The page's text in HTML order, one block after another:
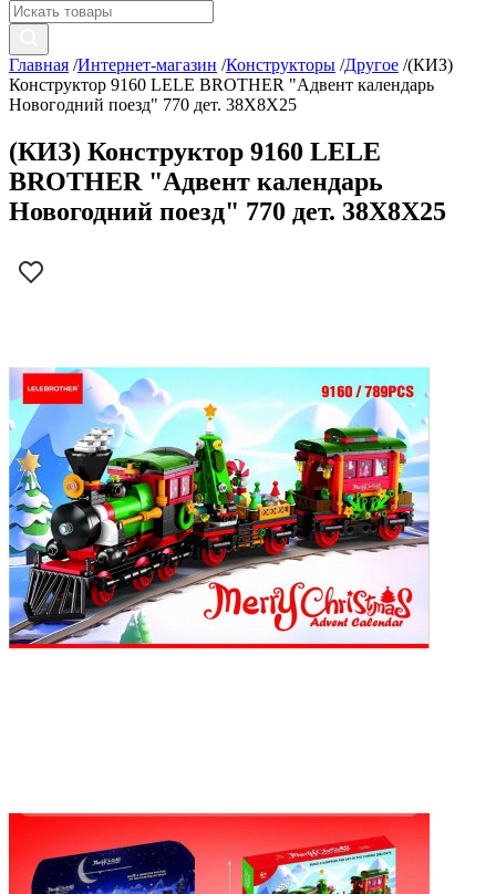
Главная /Интернет-магазин /Конструкторы /Другое /(КИЗ)
Конструктор 9160 LELE BROTHER "Адвент календарь
Новогодний поезд" 770 дет. 38X8X25
(КИЗ) Конструктор 9160 LELE
BROTHER "Адвент календарь
Новогодний поезд" 770 дет. 38X8X25